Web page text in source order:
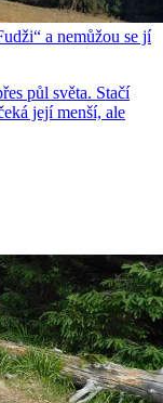
a nemůžou se jí
půl světa. Stačí
její menší, ale